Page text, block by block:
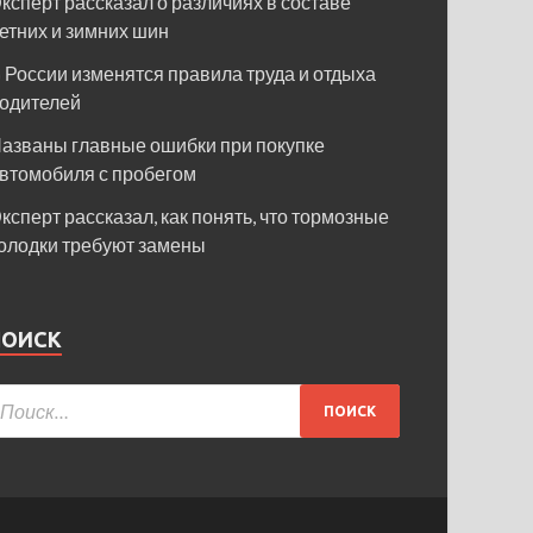
и зимних шин
России изменятся правила труда и отдыха
главные ошибки при покупке
с пробегом
рассказал, как понять, что тормозные
требуют замены